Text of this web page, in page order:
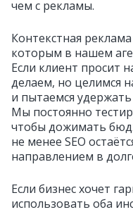
чем с рекламы.
Контекстная
которым в нашем
Если клиент просит
делаем, но целимся
и пытаемся
Мы постоянно
чтобы дожимать
не менее SEO
направлением в
Если бизнес хочет
использовать оба